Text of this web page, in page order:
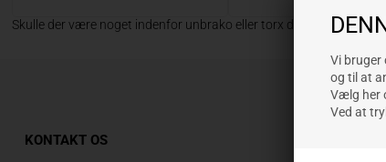
Vi bruger
og til at
Vælg her
Ved at
Skulle der være noget indenfor unbrako eller torx du ikke finder
KONTAKT OS